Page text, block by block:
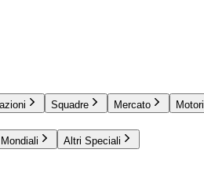
Squadre Mercato Motori
Altri Speciali